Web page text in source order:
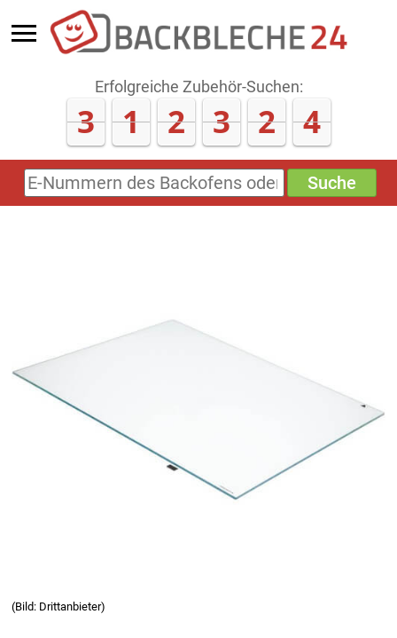
Erfolgreiche Zubehör-Suchen:
3 1 2 3 2 6
E-
Nummern
Suche
(Bild: Drittanbieter)